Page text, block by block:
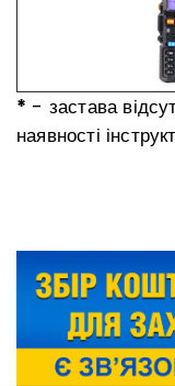
* - застава
наявності